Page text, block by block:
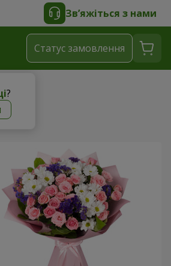
Зв’яжіться з нами
?
Статус замовлення